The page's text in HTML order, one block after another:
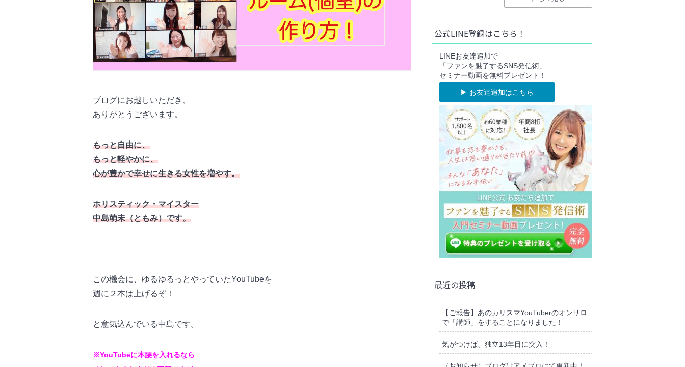
ブログにお越しいただき、
ありがとうございます。
もっと自由に、
もっと軽やかに、
心が豊かで幸せに生きる女性を増やす。
ホリスティック・マイスター
中島萌未（ともみ）です。
この機会に、ゆるゆるっとやっていたYouTubeを
週に２本は上げるぞ！
と意気込んでいる中島です。
※YouTubeに本腰を入れるなら
公式LINE登録はこちら！
LINEお友達追加で
「ファンを魅了するSNS発信術」
セミナー動画を無料プレゼント！
▶︎ お友達追加はこちら
最近の投稿
【ご報告】あのカリスマYouTuberのオンサロ
で「講師」をすることになりました！
気がつけば、独立13年目に突入！